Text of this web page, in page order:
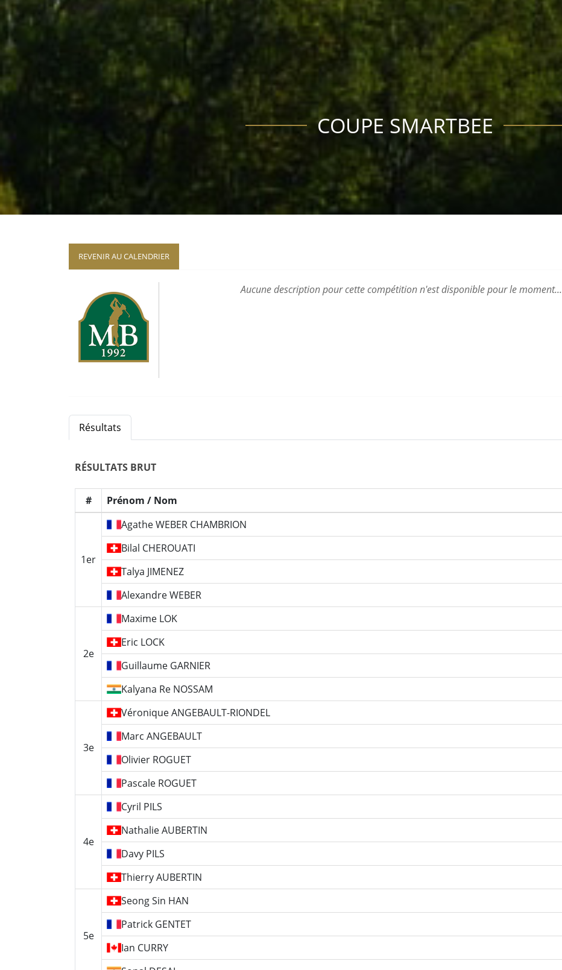
COUPE SMARTBEE
REVENIR AU CALENDRIER
Aucune description pour cette compétition n'est disponible pour le moment...
Résultats
RÉSULTATS BRUT
# Prénom / Nom
1er
AgatheWEBER CHAMBRION
Bilal CHEROUATI
Talya JIMENEZ
AlexandreWEBER
2e
Maxime LOK
Eric LOCK
Guillaume GARNIER
Kalyana Re NOSSAM
3e
VéroniqueANGEBAULT-RIONDEL
Marc ANGEBAULT
Olivier ROGUET
Pascale ROGUET
4e
Cyril PILS
NathalieAUBERTIN
Davy PILS
ThierryAUBERTIN
5e
Seong Sin HAN
Patrick GENTET
Ian CURRY